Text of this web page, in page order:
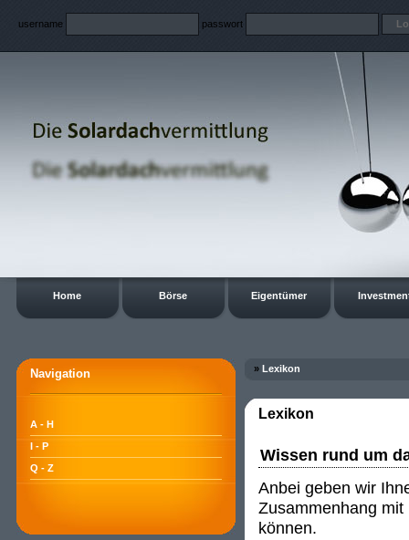
username passwort
Home Börse Eigentümer
Navigation
A - H
I - P
Q - Z
» Lexikon
Lexikon
Wissen rund um
Anbei geben wir
Zusammenhang
können.